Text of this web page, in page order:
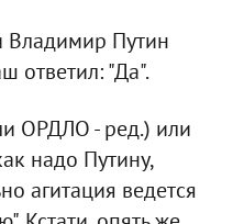
Владимир Путин
ответил: "Да".
ОРДЛО - ред.) или
надо Путину,
агитация ведется